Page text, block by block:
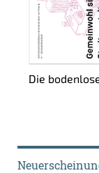
Die